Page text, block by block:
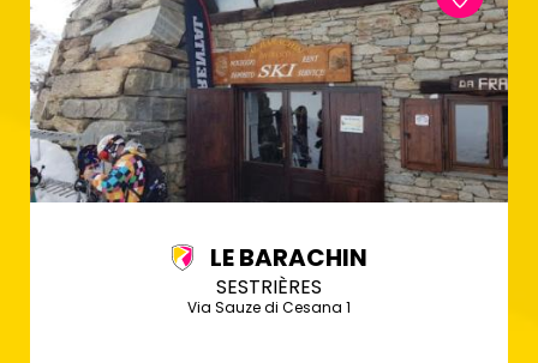
LE BARACHIN
SESTRIÈRES
Via Sauze di Cesana 1